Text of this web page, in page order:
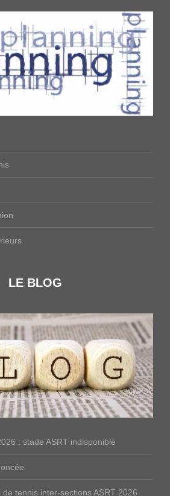
LE BLOG
: stade ASRT indisponible
tennis inter-sections ASRT 2026